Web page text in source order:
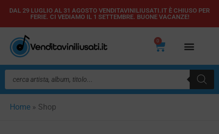
Vai
contenuto
DAL 29 LUGLIO AL 31 AGOSTO VENDITAVINILIUSATI.IT È CHIUSO PER
FERIE. CI VEDIAMO IL 1 SETTEMBRE. BUONE VACANZE!
0
Carrello
Ricerca
prodotti
Home » Shop